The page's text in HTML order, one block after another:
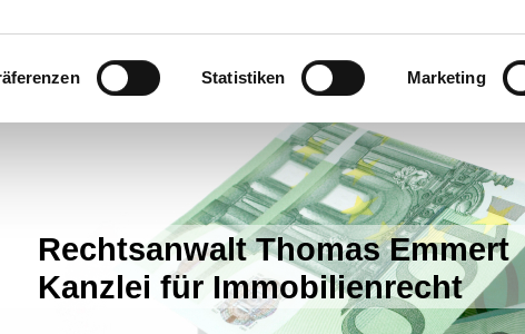
Statistiken Marketing
Rechtsanwalt Thomas Emmert
Kanzlei für Immobilienrecht